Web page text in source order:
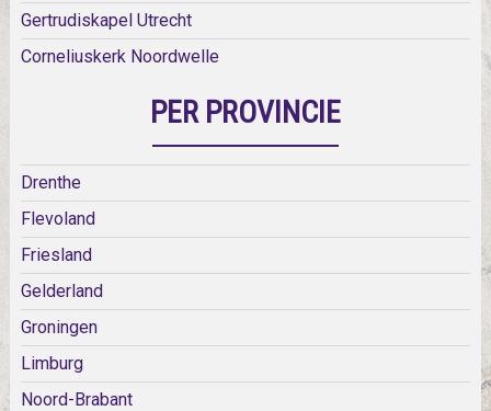
Gertrudiskapel Utrecht
Corneliuskerk Noordwelle
PER PROVINCIE
Drenthe
Flevoland
Friesland
Gelderland
Groningen
Limburg
Noord-Brabant